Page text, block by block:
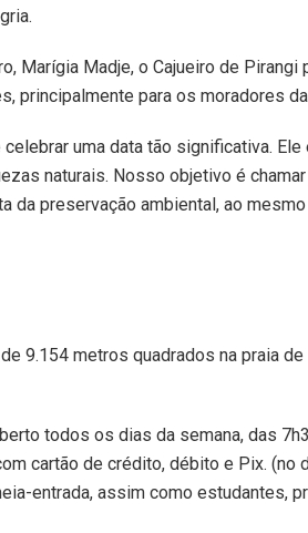
Marígia Madje, o Cajueiro de
principalmente para os moradores
uma data tão significativa.
naturais. Nosso objetivo é
da preservação ambiental, ao
9.154 metros quadrados na praia
todos os dias da semana, das
cartão de crédito, débito e Pix. (no
entrada, assim como estudantes,